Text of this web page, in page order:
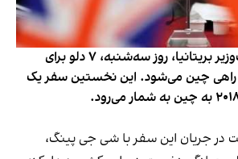
کی‌یر استارمر، نخست‌وزیر بریتانیا، روز سه‌شنبه، ۷ دلو برای
چین می‌شود. این نخستین سفر یک
در جریان این سفر با شی جی پینگ،